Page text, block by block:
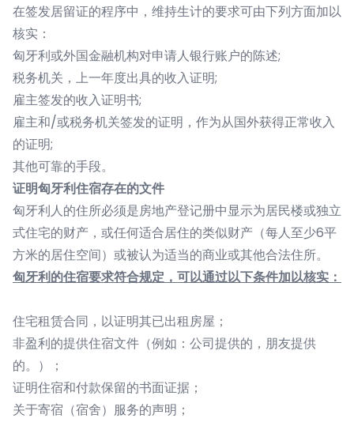
在签发居留证的程序中，维持生计的要求可由下列方面加以
核实：
匈牙利或外国金融机构对申请人银行账户的陈述;
税务机关，上一年度出具的收入证明;
雇主签发的收入证明书;
雇主和/或税务机关签发的证明，作为从国外获得正常收入
的证明;
其他可靠的手段。
证明匈牙利住宿存在的文件
匈牙利人的住所必须是房地产登记册中显示为居民楼或独立
式住宅的财产，或任何适合居住的类似财产（每人至少6平
方米的居住空间）或被认为适当的商业或其他合法住所。
匈牙利的住宿要求符合规定，可以通过以下条件加以核实：
住宅租赁合同，以证明其已出租房屋；
非盈利的提供住宿文件（例如：公司提供的，朋友提供
的。）；
证明住宿和付款保留的书面证据；
关于寄宿（宿舍）服务的声明；